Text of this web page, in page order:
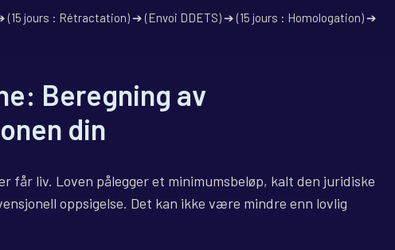
jours : Rétractation) ➔ (Envoi DDETS) ➔ (15 jours : Homologation) ➔
Beregning av
din
får liv. Loven pålegger et minimumsbeløp, kalt den juridiske
oppsigelse. Det kan ikke være mindre enn lovlig